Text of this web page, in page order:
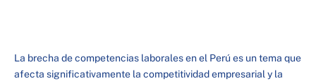
La brecha de competencias laborales en el Perú es un tema que
afecta significativamente la competitividad empresarial y la